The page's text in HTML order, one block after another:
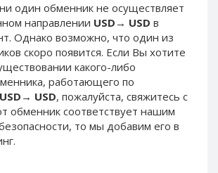
один обменник не осуществляет
направлении USD → USD в
Однако возможно, что один из
скоро появится. Если Вы хотите
какого-либо
работающего по
USD → USD, пожалуйста, свяжитесь с
обменник соответствует нашим
то мы добавим его в
PayPal CHF
PayPal MYR
Webmoney WMZ
Webmoney WMR
Webmoney WME
Webmoney WMU
Webmoney WMK